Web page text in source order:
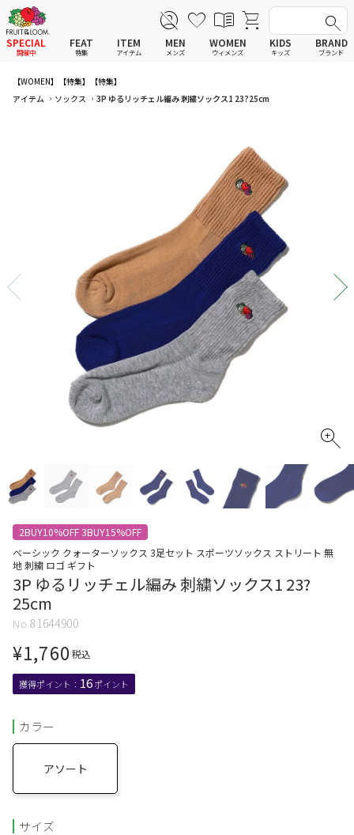
SPECIAL
開催中
FEAT
特集
ITEM
アイテム
全てのアイテム
新着
Tシャツ
スカート
その他ウェア
アンダーウェアMEN
アンダーウェアWOMEN
帽子
ソックス
バッグ
ファッショングッズ
レイングッズ
MEN
メンズ
全てのメンズ アイテム
新着
Tシャツ
その他ウェア
アンダーウェア
ソックス
ファッショングッズ
レイングッズ
WOMEN
ウィメンズ
全てのウィメンズ
新着
Tシャツ
スカート
その他ウェア
アンダーウェア
ソックス
ファッショングッズ
レイングッズ
KIDS
キッズ
全てのキッズ
新着
Tシャツ
スカート
その他ウェア
アンダーウェア
ソックス
ファッショングッズ
レイングッズ
BRAND
ブランド
【WOMEN】 【特集】
【特集】
アイテム
ソックス 3P ゆるリッチェル編み 刺繍ソックス1 23?25cm
2BUY10%OFF 3BUY15%OFF
ベーシック クォーターソックス 3足セット スポーツソックス ストリート 無
地 刺繍 ロゴ ギフト
3P ゆるリッチェル編み 刺繍ソックス1 23?
25cm
81644900
¥1,760 税込
16
カラー
アソート
サイズ